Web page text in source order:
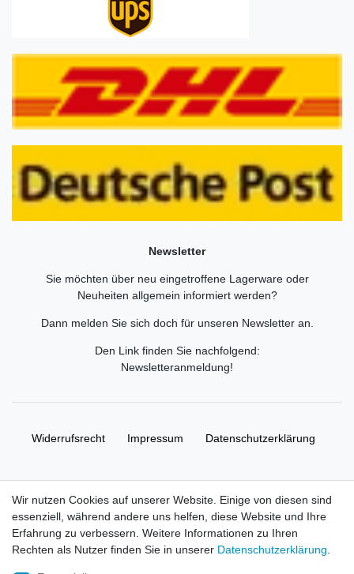
Newsletter
Sie möchten über neu eingetroffene Lagerware oder
Neuheiten allgemein informiert werden?
Dann melden Sie sich doch für unseren Newsletter an.
Den Link finden Sie nachfolgend:
Newsletteranmeldung!
Widerrufs­recht Impressum Daten­schutz­erklärung
© Copyright 2026 | Alle Rechte vorbehalten. HL-
Handelsgesellschaft mbH.
Wir nutzen Cookies auf unserer Website. Einige von diesen sind
essenziell, während andere uns helfen, diese Website und Ihre
Erfahrung zu verbessern. Weitere Informationen zu Ihren
Rechten als Nutzer finden Sie in unserer Daten­schutz­erklärung